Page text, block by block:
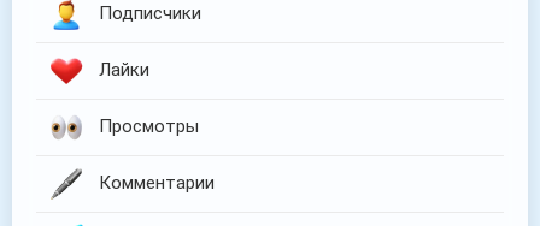
Подписчики
Лайки
Просмотры
Комментарии